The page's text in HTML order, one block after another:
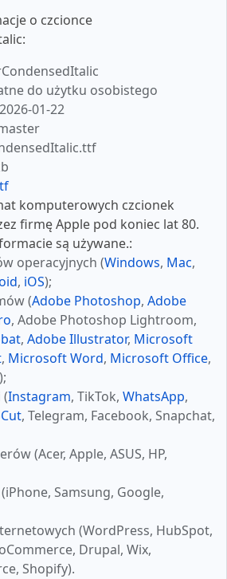
o czcionce
do użytku osobistego
2026-01-22
komputerowych czcionek
firmę Apple pod koniec lat 80.
są używane.:
operacyjnych (Windows, Mac,
, iOS);
(Adobe Photoshop, Adobe
, Adobe Photoshop Lightroom,
, Adobe Illustrator, Microsoft
, Microsoft Word, Microsoft Office,
);
Instagram, TikTok, WhatsApp,
, Telegram, Facebook, Snapchat,
(Acer, Apple, ASUS, HP,
Samsung, Google,
(WordPress, HubSpot,
Drupal, Wix,
Shopify).